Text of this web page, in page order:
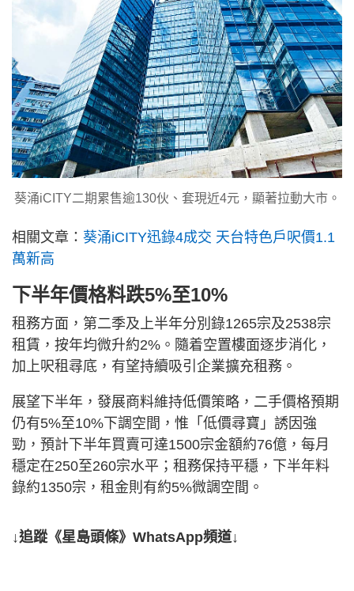
葵涌iCITY二期累售逾130伙、套現近4元，顯著拉動大市。
相關文章： 葵涌iCITY迅錄4成交 天台特色戶呎價1.1
萬新高
下半年價格料跌5%至10%
租務方面，第二季及上半年分別錄1265宗及2538宗
租賃，按年均微升約2%。隨着空置樓面逐步消化，
加上呎租尋底，有望持續吸引企業擴充租務。
展望下半年，發展商料維持低價策略，二手價格預期
仍有5%至10%下調空間，惟「低價尋寶」誘因強
勁，預計下半年買賣可達1500宗金額約76億，每月
穩定在250至260宗水平；租務保持平穩，下半年料
錄約1350宗，租金則有約5%微調空間。
↓追蹤《星島頭條》WhatsApp頻道↓